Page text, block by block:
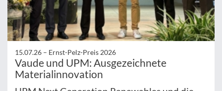
15.07.26 – Ernst-Pelz-Preis 2026
Vaude und UPM: Ausgezeichnete
Materialinnovation